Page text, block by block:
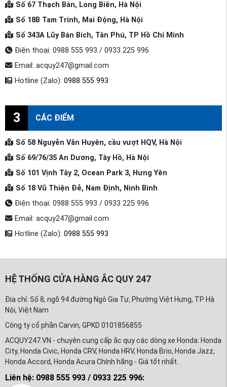
Số 67 Thạch Bàn, Long Biên, Hà Nội
Số 18B Tam Trinh, Mai Động, Hà Nội
Số 343A Lũy Bán Bích, Tân Phú, TP Hồ Chí Minh
Điện thoại: 0988 555 993 / 0933 225 996
Email: acquy247@gmail.com
Hotline (Zalo): 0988 555 993
3 CÁC ĐIỂM
Số 58 Nguyễn Văn Huyên, cầu vượt HQV, Hà Nội
Số 69/76/35 An Dương, Tây Hồ, Hà Nội
Số 101 Vịnh Tây 2, Ocean Park 3, Hưng Yên
Số 18 Vũ Thiện Đễ, Nam Định, Ninh Bình
Điện thoại: 0988 555 993 / 0933 225 996
Email: acquy247@gmail.com
Hotline (Zalo): 0988 555 993
HỆ THỐNG CỬA HÀNG ẮC QUY 247
Địa chỉ: Số 8, ngõ 94 đường Ngô Gia Tự, Phường Việt Hưng, TP Hà
Nội, Việt Nam
Công ty cổ phần Carvin, GPKD 0101856855
ACQUY247.VN - chuyên cung cấp ắc quy các dòng xe Honda: Honda
City, Honda Civic, Honda CRV, Honda HRV, Honda Brio, Honda Jazz,
Honda Accord, Honda Acura Chính hãng - Giá tốt nhất.
Liên hệ: 0988 555 993 / 0933 225 996: